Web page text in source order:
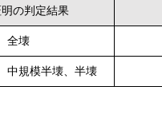
の判定結果
全壊
中規模半壊、半壊